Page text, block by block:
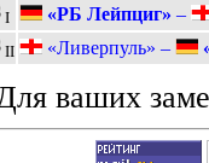
I «РБ Лейпциг» –
II «Ливерпуль» –
ваших